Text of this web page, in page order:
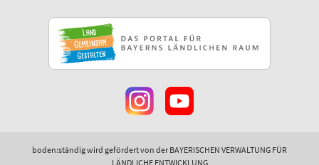
boden:ständig wird gefördert von der BAYERISCHEN VERWALTUNG FÜR
LÄNDLICHE ENTWICKLUNG